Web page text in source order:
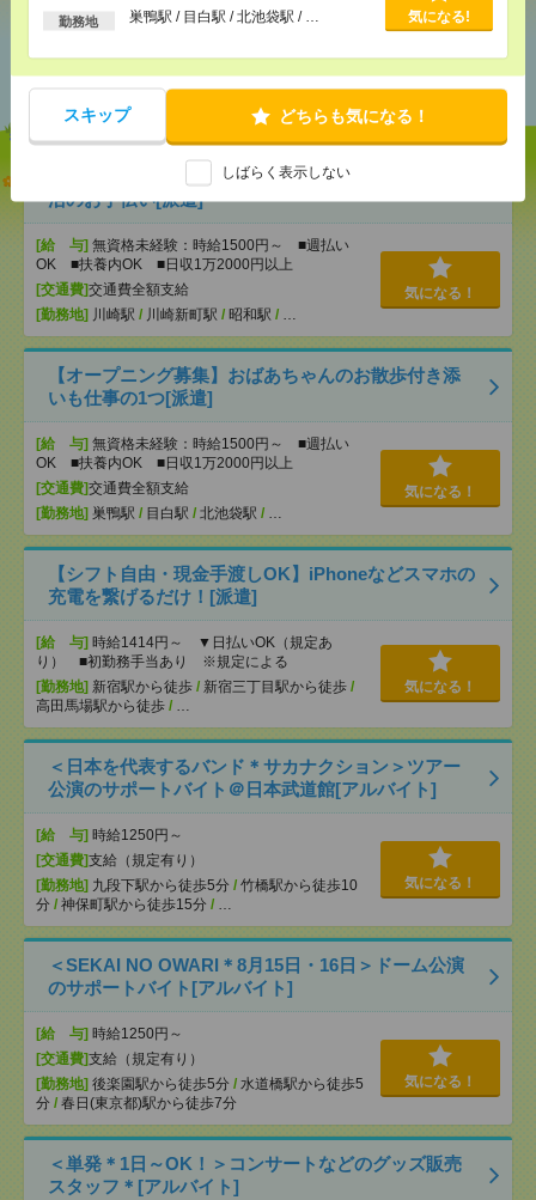
以上
勤務地 巣鴨駅 / 目白駅 / 北池袋駅 / … 気になる!
スキップ どちらも気になる！
しばらく表示しない
おすすめ
説明会参加で全員に【現金2千円相当プレゼント】生
活のお手伝い[派遣]
[給 与] 無資格未経験：時給1500円～ ■週払い
OK ■扶養内OK ■日収1万2000円以上
[交通費]交通費全額支給
[勤務地] 川崎駅 / 川崎新町駅 / 昭和駅 / …
気になる！
【オープニング募集】おばあちゃんのお散歩付き添
いも仕事の1つ[派遣]
[給 与] 無資格未経験：時給1500円～ ■週払い
OK ■扶養内OK ■日収1万2000円以上
[交通費]交通費全額支給
[勤務地] 巣鴨駅 / 目白駅 / 北池袋駅 / …
気になる！
【シフト自由・現金手渡しOK】iPhoneなどスマホの
充電を繋げるだけ！[派遣]
[給 与] 時給1414円～ ▼日払いOK（規定あ
り） ■初勤務手当あり ※規定による
[勤務地] 新宿駅から徒歩 / 新宿三丁目駅から徒歩 /
高田馬場駅から徒歩 / …
気になる！
＜日本を代表するバンド＊サカナクション＞ツアー
公演のサポートバイト＠日本武道館[アルバイト]
[給 与] 時給1250円～
[交通費]支給（規定有り）
[勤務地] 九段下駅から徒歩5分 / 竹橋駅から徒歩10
分 / 神保町駅から徒歩15分 / …
気になる！
＜SEKAI NO OWARI＊8月15日・16日＞ドーム公演
のサポートバイト[アルバイト]
[給 与] 時給1250円～
[交通費]支給（規定有り）
[勤務地] 後楽園駅から徒歩5分 / 水道橋駅から徒歩5
分 / 春日(東京都)駅から徒歩7分
気になる！
＜単発＊1日～OK！＞コンサートなどのグッズ販売
スタッフ＊[アルバイト]